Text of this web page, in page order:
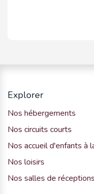
Explorer
Nos hébergements
Nos circuits courts
Nos accueil d'enfants à
Nos loisirs
Nos salles de réceptions